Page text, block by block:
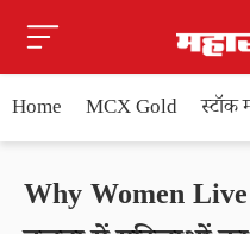
Home MCX Gold स्टॉक
Why Women